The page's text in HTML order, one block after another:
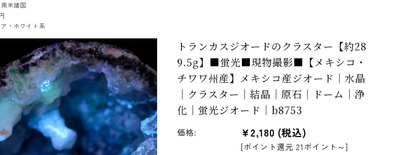
米諸国
ア・ホワイト系
トランカスジオードのクラスター【約28
9.5g】■蛍光■現物撮影■【メキシコ・
チワワ州産】メキシコ産ジオード｜水晶
｜クラスター｜結晶｜原石｜ドーム｜浄
化｜蛍光ジオード｜b8753
価格: ¥2,180 (税込)
[ポイント還元 21ポイント～]